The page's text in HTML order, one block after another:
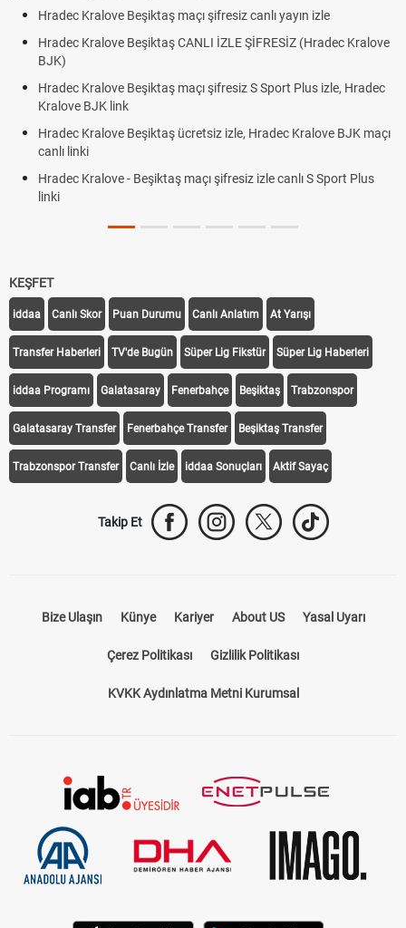
Hradec Kralove Beşiktaş maçı şifresiz canlı yayın izle
Hradec Kralove Beşiktaş CANLI İZLE ŞİFRESİZ (Hradec Kralove
BJK)
Hradec Kralove Beşiktaş maçı şifresiz S Sport Plus izle, Hradec
Kralove BJK link
Hradec Kralove Beşiktaş ücretsiz izle, Hradec Kralove BJK maçı
canlı linki
Hradec Kralove - Beşiktaş maçı şifresiz izle canlı S Sport Plus
linki
KEŞFET
iddaa Canlı Skor Puan Durumu Canlı Anlatım At Yarışı
Transfer Haberleri TV'de Bugün Süper Lig Fikstür Süper Lig Haberleri
iddaa Programı Galatasaray Fenerbahçe Beşiktaş Trabzonspor
Galatasaray Transfer Fenerbahçe Transfer Beşiktaş Transfer
Trabzonspor Transfer Canlı İzle iddaa Sonuçları Aktif Sayaç
Takip Et
Bize Ulaşın Künye Kariyer About US Yasal Uyarı
Çerez Politikası Gizlilik Politikası
KVKK Aydınlatma Metni Kurumsal